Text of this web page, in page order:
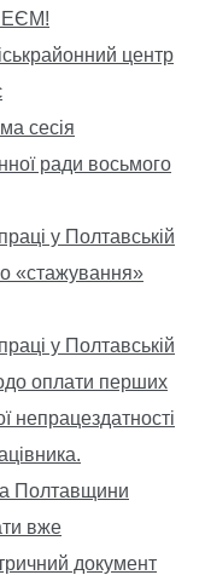
центр
сесія
ради восьмого
у Полтавській
«стажування»
у Полтавській
оплати перших
непрацездатності
Полтавщини
вже
документ